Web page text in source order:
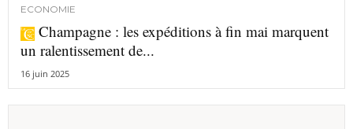
ECONOMIE
Champagne : les expéditions à fin mai marquent
un ralentissement de...
16 juin 2025